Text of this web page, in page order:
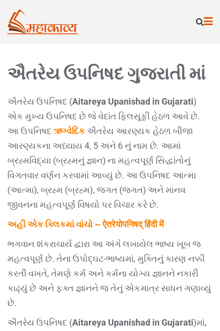
ઐતરેય ઉપનિષદ ગુજરાતી માં
ઐતરેય ઉપનિષદ (Aitareya Upanishad in Gujarati)
એક મુખ્ય ઉપનિષદ છે જે વેદાંત ફિલસૂફી હેઠળ આવે છે.
આ ઉપનિષદઋગ્વેદિક ઐતરેય આરણ્યક હેઠળ બીજા
આરણ્યકના અધ્યાય 4, 5 અને 6 નું નામ છે. આમાં
બ્રહ્મવિદ્યા (બ્રહ્મનું જ્ઞાન) ના મહત્વપૂર્ણ સિદ્ધાંતોનું
વિગતવાર વર્ણન કરવામાં આવ્યું છે. આ ઉપનિષદ આત્મા
(આત્મા), બ્રહ્મ (બ્રહ્મ), જગત (જગત) અને માનવ
જીવનના મહત્વપૂર્ણ વિષયો પર વિચાર કરે છે.
અહીં એક ક્લિકમાં વાંચો ~ ऐतरेयोपनिषद् हिंदी में
ભગવાન શંકરાચાર્ય દ્વારા આ અંગે લખાયેલ ભાષ્ય ખૂબ જ
મહત્વપૂર્ણ છે. તેના ઉપોદ્ઘટ-ભાષ્યમાં, મુક્તિનું કારણ નક્કી
કરતી વખતે, તેમણે કર્મ અને કર્મના યોગ્ય જ્ઞાનને નકારી
કાઢ્યું છે અને ફક્ત જ્ઞાનને જ તેનું એકમાત્ર સાધન ગણાવ્યું
છે.
ઐતરેય ઉપનિષદ (Aitareya Upanishad in Gujarati)માં,